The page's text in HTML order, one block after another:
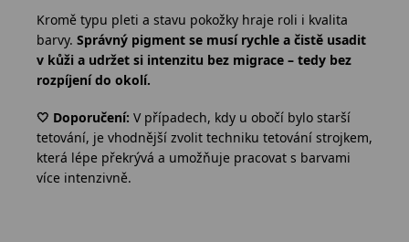
Kromě typu pleti a stavu pokožky hraje roli i kvalita
barvy. Správný pigment se musí rychle a čistě usadit
v kůži a udržet si intenzitu bez migrace – tedy bez
rozpíjení do okolí.
🤍 Doporučení: V případech, kdy u obočí bylo starší
tetování, je vhodnější zvolit techniku tetování strojkem,
která lépe překrývá a umožňuje pracovat s barvami
více intenzivně.